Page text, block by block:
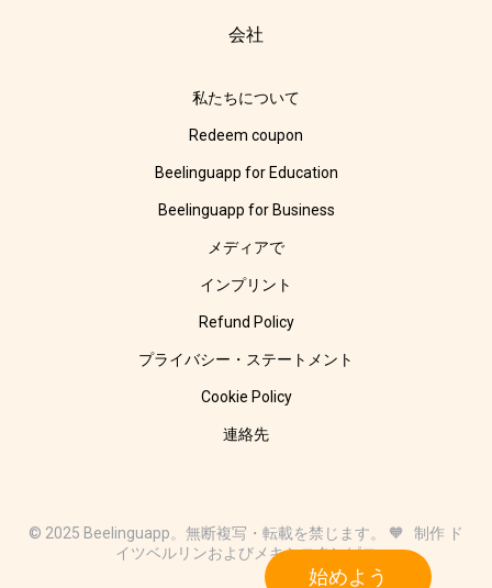
始めよう
会社
私たちについて
Redeem coupon
Beelinguapp for Education
Beelinguapp for Business
メディアで
インプリント
Refund Policy
プライバシー・ステートメント
Cookie Policy
連絡先
© 2025 Beelinguapp。無断複写・転載を禁じます。 🧡 制作 ド
イツベルリンおよびメキシコタンピコ